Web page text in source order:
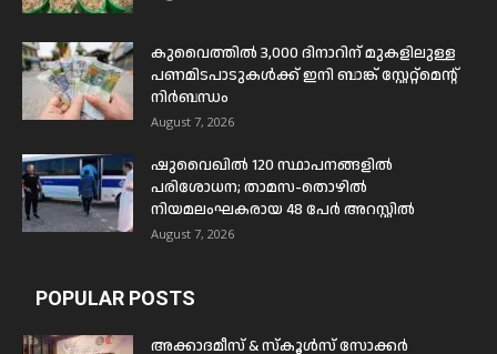
കുവൈത്തിൽ 3,000 ദിനാറിന് മുകളിലുള്ള
പണമിടപാടുകൾക്ക് ഇനി ബാങ്ക് സ്റ്റേറ്റ്മെന്റ്
നിർബന്ധം
August 7, 2026
ഷുവൈഖിൽ 120 സ്ഥാപനങ്ങളിൽ
പരിശോധന; താമസ-തൊഴിൽ
നിയമലംഘകരായ 48 പേർ അറസ്റ്റിൽ
August 7, 2026
POPULAR POSTS
അക്കാദമീസ് & സ്കൂൾസ് സോക്കർ